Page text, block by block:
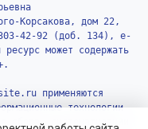
Корсакова, дом 22,
303-42-92 (доб. 134), e-
может содержать
применяются
технологии
сбора, систематизации